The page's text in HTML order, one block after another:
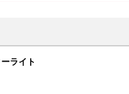
ライト